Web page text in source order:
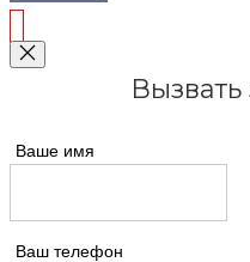
Ваше имя
Ваш телефон